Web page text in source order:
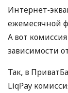
Интернет-
ежемесячной
А вот
зависимости
Так, в
LiqPay